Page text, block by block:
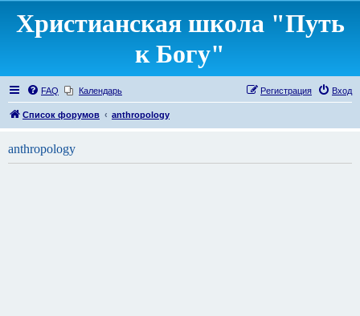
Христианская школа "Путь
к Богу"
FAQ Календарь Вход
Регистрация
Список форумов anthropology
anthropology